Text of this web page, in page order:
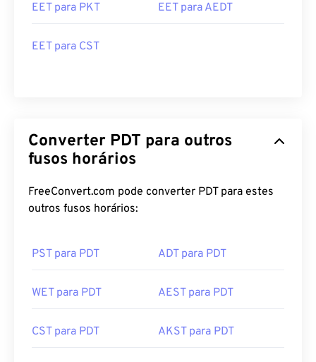
EET para PKT EET para AEDT
EET para CST
Converter PDT para outros
fusos horários
FreeConvert.com pode converter PDT para estes
outros fusos horários:
PST para PDT ADT para PDT
WET para PDT AEST para PDT
CST para PDT AKST para PDT